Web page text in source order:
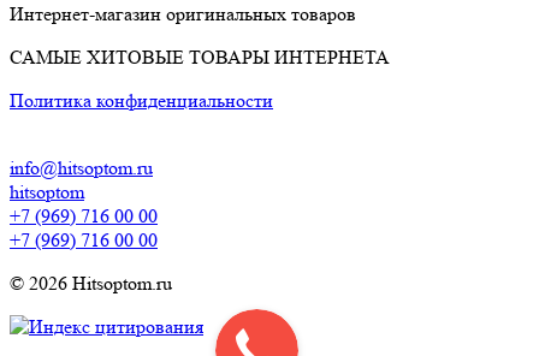
Интернет-магазин оригинальных товаров
САМЫЕ ХИТОВЫЕ ТОВАРЫ ИНТЕРНЕТА
Политика конфиденциальности
info@hitsoptom.ru
hitsoptom
+7 (969) 716 00 00
+7 (969) 716 00 00
© 2026 Hitsoptom.ru